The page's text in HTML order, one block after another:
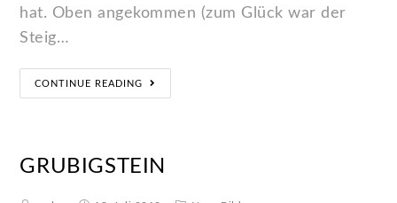
hat. Oben angekommen (zum Glück war der
Steig…
CONTINUE READING
GRUBIGSTEIN